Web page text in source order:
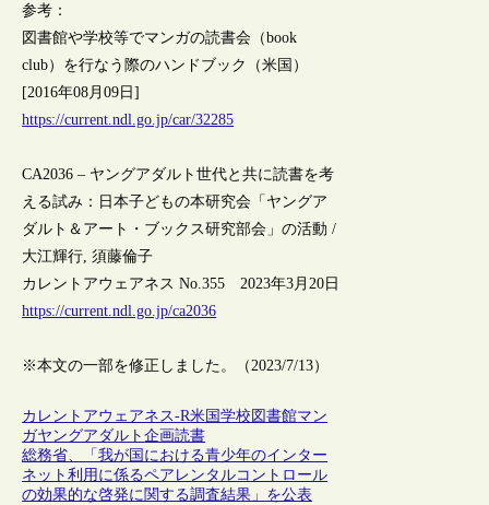
参考：
図書館や学校等でマンガの読書会（book
club）を行なう際のハンドブック（米国）
[2016年08月09日]
https://current.ndl.go.jp/car/32285
CA2036 – ヤングアダルト世代と共に読書を考
える試み：日本子どもの本研究会「ヤングア
ダルト＆アート・ブックス研究部会」の活動 /
大江輝行, 須藤倫子
カレントアウェアネス No.355 2023年3月20日
https://current.ndl.go.jp/ca2036
※本文の一部を修正しました。（2023/7/13）
カレントアウェアネス-R米国学校図書館マン
ガヤングアダルト企画読書
総務省、「我が国における青少年のインター
ネット利用に係るペアレンタルコントロール
の効果的な啓発に関する調査結果」を公表